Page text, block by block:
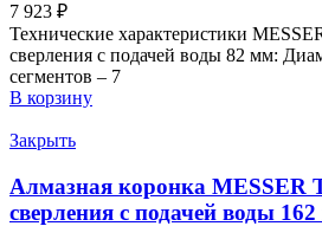
7 923 ₽
Технические характеристики
сверления с подачей воды 82 мм:
сегментов – 7
В корзину
Закрыть
Алмазная коронка MESSER
сверления с подачей воды